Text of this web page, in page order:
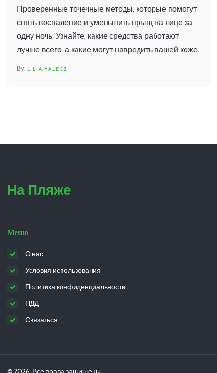
Проверенные точечные методы, которые помогут
снять воспаление и уменьшить прыщ на лице за
одну ночь. Узнайте, какие средства работают
лучше всего, а какие могут навредить вашей коже.
LILIA VALDEZ
На Пляже
Меню
О нас
Условия использования
Политика конфиденциальности
ПДД
Связаться
© 2026. Все права защищены.